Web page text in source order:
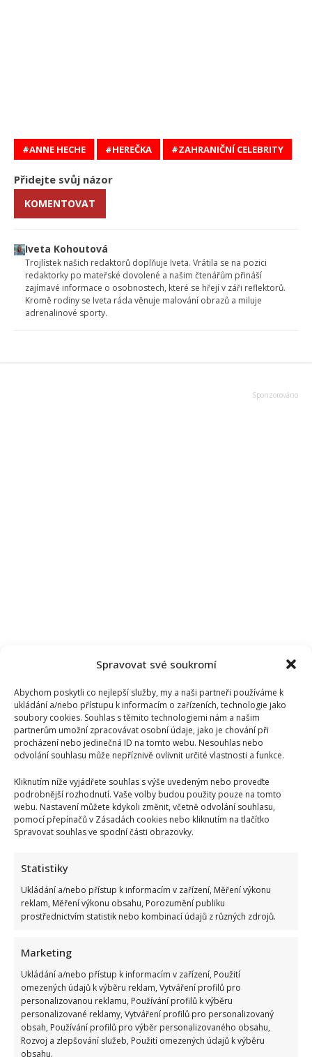
Spravovat své soukromí
Abychom poskytli co nejlepší služby, my a naši partneři používáme k
ukládání a/nebo přístupu k informacím o zařízeních, technologie jako
soubory cookies. Souhlas s těmito technologiemi nám a našim
partnerům umožní zpracovávat osobní údaje, jako je chování při
procházení nebo jedinečná ID na tomto webu. Nesouhlas nebo
odvolání souhlasu může nepříznivě ovlivnit určité vlastnosti a funkce.
Kliknutím níže vyjádřete souhlas s výše uvedeným nebo proveďte
podrobnější rozhodnutí. Vaše volby budou použity pouze na tomto
webu. Nastavení můžete kdykoli změnit, včetně odvolání souhlasu,
pomocí přepínačů v Zásadách cookies nebo kliknutím na tlačítko
Spravovat souhlas ve spodní části obrazovky.
Statistiky
Ukládání a/nebo přístup k informacím v zařízení, Měření výkonu
reklam, Měření výkonu obsahu, Porozumění publiku
prostřednictvím statistik nebo kombinací údajů z různých zdrojů.
Marketing
Ukládání a/nebo přístup k informacím v zařízení, Použití
omezených údajů k výběru reklam, Vytváření profilů pro
personalizovanou reklamu, Používání profilů k výběru
personalizované reklamy, Vytváření profilů pro personalizovaný
obsah, Používání profilů pro výběr personalizovaného obsahu,
Rozvoj a zlepšování služeb, Použití omezených údajů k výběru
obsahu.
ANNE HECHE HEREČKA ZAHRANIČNÍ CELEBRITY
Přidejte svůj názor
KOMENTOVAT
Iveta Kohoutová
Trojlístek našich redaktorů doplňuje Iveta. Vrátila se na pozici
redaktorky po mateřské dovolené a našim čtenářům přináší
zajímavé informace o osobnostech, které se hřejí v záři reflektorů.
Kromě rodiny se Iveta ráda věnuje malování obrazů a miluje
adrenalinové sporty.